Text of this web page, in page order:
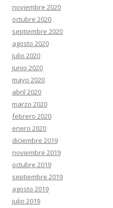
noviembre 2020
octubre 2020
septiembre 2020
agosto 2020
julio 2020
junio 2020
mayo 2020
abril 2020
marzo 2020
febrero 2020
enero 2020
diciembre 2019
noviembre 2019
octubre 2019
septiembre 2019
agosto 2019
julio 2019